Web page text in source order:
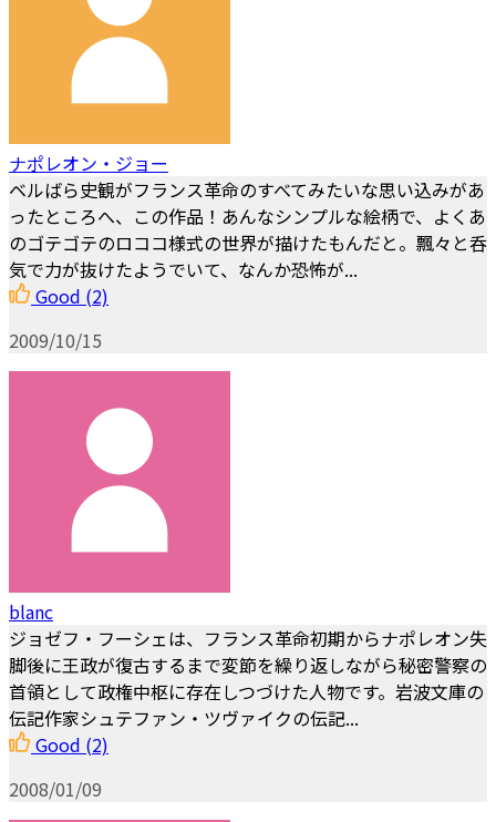
ナポレオン・ジョー
ベルばら史観がフランス革命のすべてみたいな思い込みがあ
ったところへ、この作品！あんなシンプルな絵柄で、よくあ
のゴテゴテのロココ様式の世界が描けたもんだと。飄々と呑
気で力が抜けたようでいて、なんか恐怖が...
Good (2)
2009/10/15
blanc
ジョゼフ・フーシェは、フランス革命初期からナポレオン失
脚後に王政が復古するまで変節を繰り返しながら秘密警察の
首領として政権中枢に存在しつづけた人物です。岩波文庫の
伝記作家シュテファン・ツヴァイクの伝記...
Good (2)
2008/01/09